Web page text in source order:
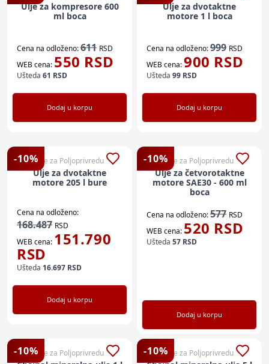
Ulje za kompresore 600
ml boca
Cena na odloženo:611 RSD
WEB cena: 550 RSD
Ušteda 61 RSD
Dodaj u korpu
Ulje za dvotaktne
motore 1 l boca
Cena na odloženo:999 RSD
WEB cena:900 RSD
Ušteda 99 RSD
Dodaj u korpu
-10%Sve za Poljoprivredu
Ulje za dvotaktne
motore 205 l bure
Cena na odloženo:
168.487 RSD
WEB cena: 151.790
RSD
Ušteda 16.697 RSD
Dodaj u korpu
-10%Sve za Poljoprivredu
Ulje za četvorotaktne
motore SAE30 - 600 ml
boca
Cena na odloženo:577 RSD
WEB cena: 520 RSD
Ušteda 57 RSD
Dodaj u korpu
-10%Sve za Poljoprivredu -10%Sve za Poljoprivredu